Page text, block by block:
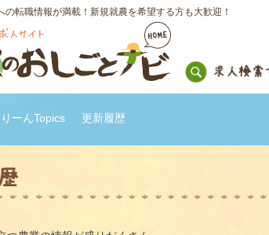
の転職情報が満載！新規就農を希望する方も大歓迎！
ーんTopics 更新履歴